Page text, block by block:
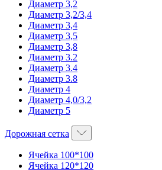
Диаметр 3,2
Диаметр 3,2/3,4
Диаметр 3,4
Диаметр 3,5
Диаметр 3,8
Диаметр 3.2
Диаметр 3.4
Диаметр 3.8
Диаметр 4
Диаметр 4,0/3,2
Диаметр 5
Дорожная сетка
Ячейка 100*100
Ячейка 120*120